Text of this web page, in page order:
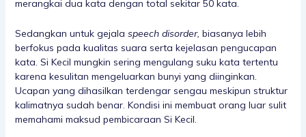
merangkai dua kata dengan total sekitar 50 kata.
Sedangkan untuk gejala speech disorder, biasanya lebih
berfokus pada kualitas suara serta kejelasan pengucapan
kata. Si Kecil mungkin sering mengulang suku kata tertentu
karena kesulitan mengeluarkan bunyi yang diinginkan.
Ucapan yang dihasilkan terdengar sengau meskipun struktur
kalimatnya sudah benar. Kondisi ini membuat orang luar sulit
memahami maksud pembicaraan Si Kecil.